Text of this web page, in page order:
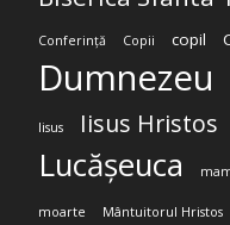
Conferință Copii copil
Dumnezeu
Iisus Iisus Hristos
Lucășeuca
moarte Mântuitorul Hristos